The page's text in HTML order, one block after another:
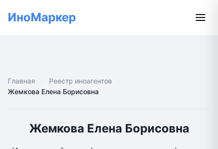
ИноМаркер
Главная
Реестр иноагентов
Жемкова Елена Борисовна
Жемкова Елена Борисовна